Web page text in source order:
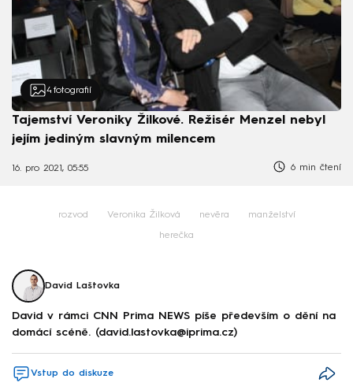
4 fotografií
Tajemství Veroniky Žilkové. Režisér Menzel nebyl
jejím jediným slavným milencem
16. pro 2021, 05:55 6 min čtení
rozvod Veronika Žilková nevěra manželství
herečka
David Laštovka
David v rámci CNN Prima NEWS píše především o dění na
domácí scéně. (david.lastovka@iprima.cz)
Vstup do diskuze